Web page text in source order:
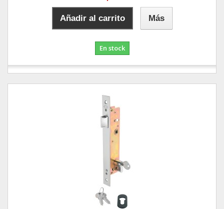
Añadir al carrito Más
En stock